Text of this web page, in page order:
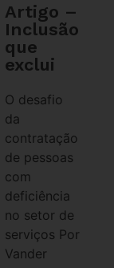
Artigo –
Inclusão
que
exclui
O desafio
da
contratação
de pessoas
com
deficiência
no setor de
serviços Por
Vander